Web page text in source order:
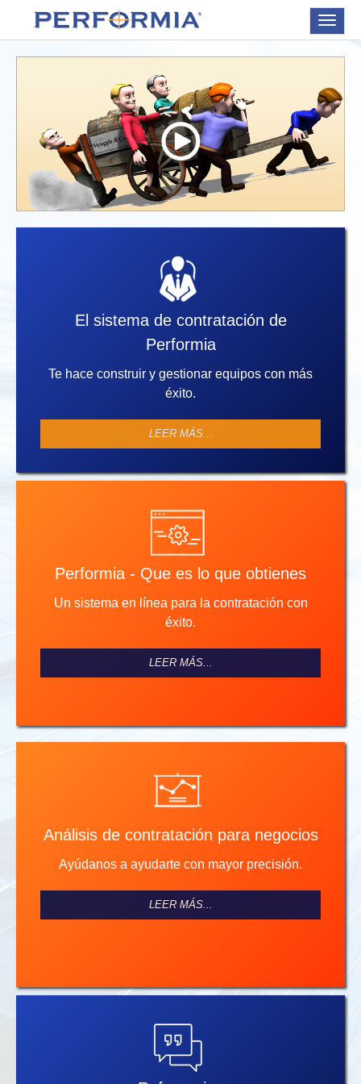
Toggle
El sistema de contratación de
Performia
Te hace construir y gestionar equipos con más
éxito.
LEER MÁS...
Performia - Que es lo que obtienes
Un sistema en línea para la contratación con
éxito.
LEER MÁS...
Análisis de contratación para negocios
Ayúdanos a ayudarte con mayor precisión.
LEER MÁS...